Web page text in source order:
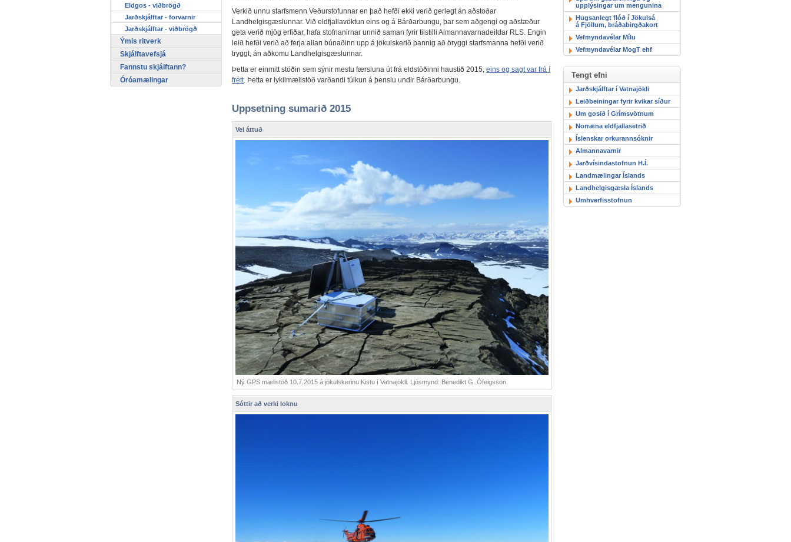
Verkið unnu starfsmenn Veðurstofunnar en það hefði ekki verið gerlegt án aðstoðar
Landhelgisgæslunnar. Við eldfjallavöktun eins og á Bárðarbungu, þar sem aðgengi og aðstæður
geta verið mjög erfiðar, hafa stofnanirnar unnið saman fyrir tilstilli Almannavarnadeildar RLS. Engin
leið hefði verið að ferja allan búnaðinn upp á jökulskerið þannig að öryggi starfsmanna hefði verið
tryggt, án aðkomu Landhelgisgæslunnar.
Þetta er einmitt stöðin sem sýnir mestu færsluna út frá eldstöðinni haustið 2015, eins og sagt var frá í
frétt . Þetta er lykilmælistöð varðandi túlkun á þenslu undir Bárðarbungu.
Uppsetning sumarið 2015
Vel áttuð
Ný GPS mælistöð 10.7.2015 á jökulskerinu Kistu í Vatnajökli. Ljósmynd: Benedikt G. Ófeigsson.
Sóttir að verki loknu
upplýsingar um mengunina
Hugsanlegt flóð í Jökulsá
á Fjöllum, bráðabirgðakort
Vefmyndavélar Mílu
Vefmyndavélar MogT ehf
Tengt efni
Jarðskjálftar í Vatnajökli
Leiðbeiningar fyrir kvikar síður
Um gosið í Grímsvötnum
Norræna eldfjallasetrið
Íslenskar orkurannsóknir
Almannavarnir
Jarðvísindastofnun H.Í.
Landmælingar Íslands
Landhelgisgæsla Íslands
Umhverfisstofnun
Eldgos - viðbrögð
Jarðskjálftar - forvarnir
Jarðskjálftar - viðbrögð
Ýmis ritverk
Skjálftavefsjá
Fannstu skjálftann?
Óróamælingar